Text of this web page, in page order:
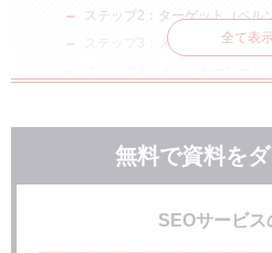
ステップ2：ターゲット（ペル
ステップ3：メイントピックと
ステップ6：どのページで対策
SEOにおけるキーワード選
「勝てるキーワードを探す」
全て表示
無料で資料を
SEOサービス